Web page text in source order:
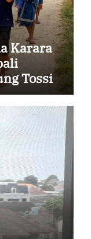
Karara
Tossi